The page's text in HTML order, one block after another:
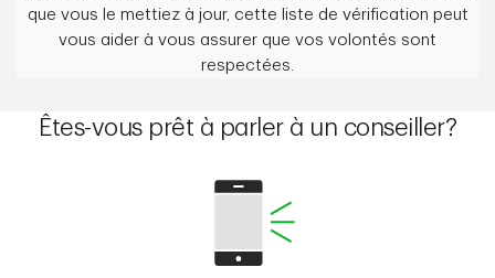
que vous le mettiez à jour, cette liste de vérification peut
vous aider à vous assurer que vos volontés sont
respectées.
Êtes-vous prêt à parler à un conseiller?